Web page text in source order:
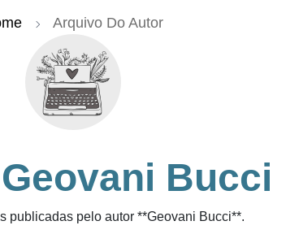
Arquivo Do Autor
Bucci
publicadas pelo autor **Geovani Bucci**.